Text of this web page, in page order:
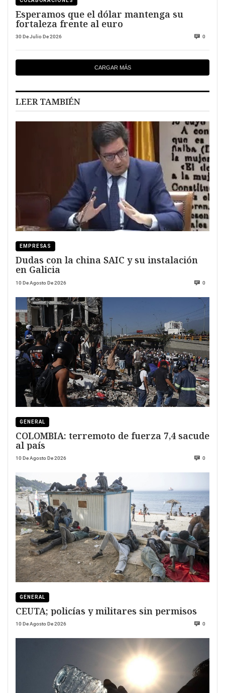
Esperamos que el dólar mantenga su
fortaleza frente al euro
30 De Julio De 2026 0
CARGAR MÁS
LEER TAMBIÉN
EMPRESAS
Dudas con la china SAIC y su instalación
en Galicia
10 De Agosto De 2026 0
GENERAL
COLOMBIA: terremoto de fuerza 7,4 sacude
al país
10 De Agosto De 2026 0
GENERAL
CEUTA; policías y militares sin permisos
10 De Agosto De 2026 0